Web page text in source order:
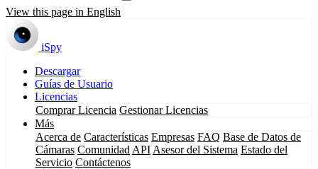
View this page in English
iSpy
Descargar
Guías de Usuario
Licencias
Comprar Licencia Gestionar Licencias
Más
Acerca de Características Empresas FAQ Base de Datos de
Cámaras Comunidad API Asesor del Sistema Estado del
Servicio Contáctenos